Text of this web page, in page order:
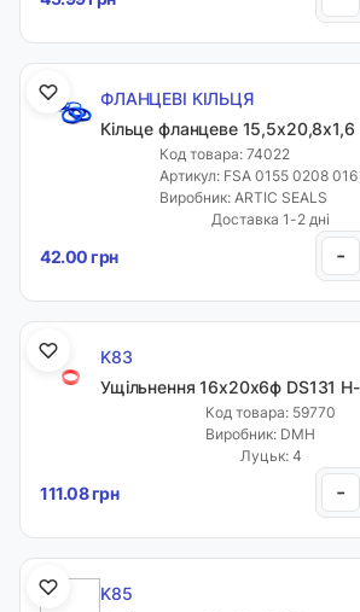
ФЛАНЦЕВІ КІЛЬЦЯ
Кільце фланцеве 15,5х20,8х1,6
Код товара: 74022
Артикул: FSA 0155 0208
Виробник: ARTIC SEALS
Доставка 1-2 дні
42.00 грн -
K83
Ущільнення 16х20х6ф DS131
Код товара: 59770
Виробник: DMH
Луцьк: 4
111.08 грн -
K85